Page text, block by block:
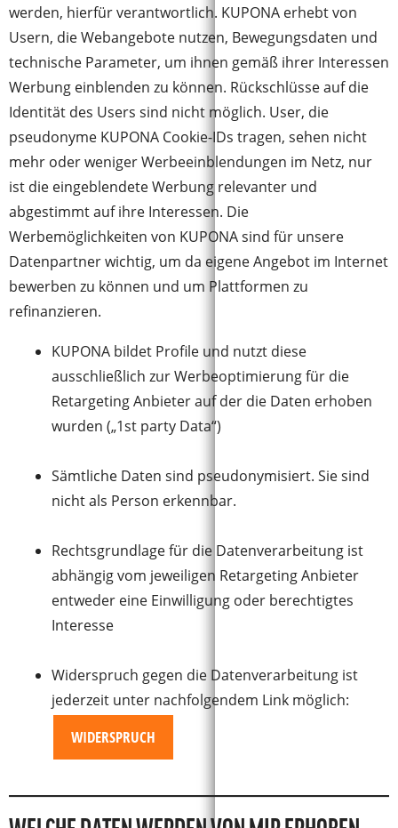
werden, hierfür verantwortlich. KUPONA erhebt von
Usern, die Webangebote nutzen, Bewegungsdaten und
technische Parameter, um ihnen gemäß ihrer Interessen
Werbung einblenden zu können. Rückschlüsse auf die
Identität des Users sind nicht möglich. User, die
pseudonyme KUPONA Cookie-IDs tragen, sehen nicht
mehr oder weniger Werbeeinblendungen im Netz, nur
ist die eingeblendete Werbung relevanter und
abgestimmt auf ihre Interessen. Die
Werbemöglichkeiten von KUPONA sind für unsere
Datenpartner wichtig, um da eigene Angebot im Internet
bewerben zu können und um Plattformen zu
refinanzieren.
KUPONA bildet Profile und nutzt diese
ausschließlich zur Werbeoptimierung für die
Retargeting Anbieter auf der die Daten erhoben
wurden („1st party Data“)
Sämtliche Daten sind pseudonymisiert. Sie sind
nicht als Person erkennbar.
Rechtsgrundlage für die Datenverarbeitung ist
abhängig vom jeweiligen Retargeting Anbieter
entweder eine Einwilligung oder berechtigtes
Interesse
Widerspruch gegen die Datenverarbeitung ist
jederzeit unter nachfolgendem Link möglich:
WIDERSPRUCH